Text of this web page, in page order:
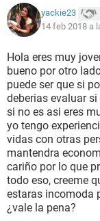
yackie23
14 feb 2018 a
Hola eres muy
bueno por otro
puede ser que si
deberias evaluar
si no es asi eres
yo tengo
vidas con otras
mantendra
cariño por lo que
todo eso, creeme
estaras incomoda
¿vale la pena?